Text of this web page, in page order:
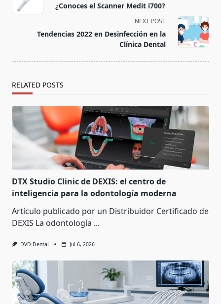
¿Conoces el Scanner Medit i700?
NEXT POST
Tendencias 2022 en Desinfección en la
Clínica Dental
RELATED POSTS
DTX Studio Clinic de DEXIS: el centro de
inteligencia para la odontología moderna
Artículo publicado por un Distribuidor Certificado de
DEXIS La odontología ...
DVD Dental Jul 6, 2026